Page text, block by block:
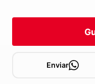
Enviar